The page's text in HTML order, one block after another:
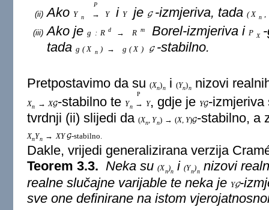
(ii) Ako Y n
P
→ Y i Y je G -izmjeriva, tada ( X n
(iii) Ako jeg : R d → R m Borel-izmjeriva i P X
tadag ( X n ) → g ( X ) G -stabilno.
Pretpostavimo da su (Xn)n i (Yn)n nizovi
Xn → XG-stabilno te Yn
P
→ Y, gdje je YG-izmjeriva
tvrdnji (ii) slijedi da (Xn, Yn) → (X, Y)G-stabilno, a
XnYn → XY G-stabilno.
Dakle, vrijedi generalizirana verzija
Teorem 3.3. Neka su(Xn)n i(Yn)n nizovi
realne slučajne varijable te neka je YG-
sve one definirane na istom